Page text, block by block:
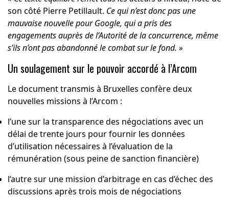
son côté Pierre Petillault. Ce qui n’est donc pas une
mauvaise nouvelle pour Google, qui a pris des
engagements auprès de l’Autorité de la concurrence, même
s’ils n’ont pas abandonné le combat sur le fond. »
Un soulagement sur le pouvoir accordé à l’Arcom
Le document transmis à Bruxelles confère deux
nouvelles missions à l’Arcom :
l’une sur la transparence des négociations avec un
délai de trente jours pour fournir les données
d’utilisation nécessaires à l’évaluation de la
rémunération (sous peine de sanction financière)
l’autre sur une mission d’arbitrage en cas d’échec des
discussions après trois mois de négociations